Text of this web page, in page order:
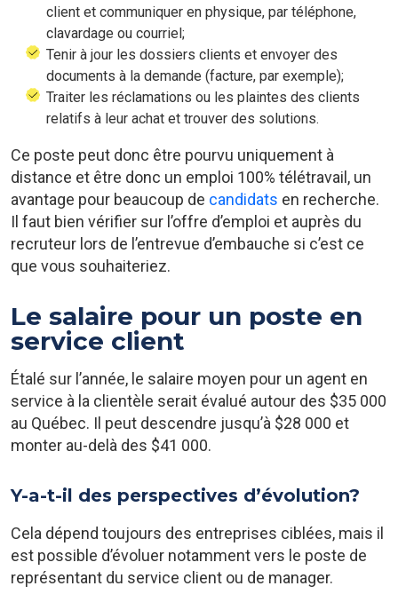
client et communiquer en physique, par téléphone,
clavardage ou courriel;
Tenir à jour les dossiers clients et envoyer des
documents à la demande (facture, par exemple);
Traiter les réclamations ou les plaintes des clients
relatifs à leur achat et trouver des solutions.
Ce poste peut donc être pourvu uniquement à
distance et être donc un emploi 100% télétravail, un
avantage pour beaucoup de candidats en recherche.
Il faut bien vérifier sur l’offre d’emploi et auprès du
recruteur lors de l’entrevue d’embauche si c’est ce
que vous souhaiteriez.
Le salaire pour un poste en
service client
Étalé sur l’année, le salaire moyen pour un agent en
service à la clientèle serait évalué autour des $35 000
au Québec. Il peut descendre jusqu’à $28 000 et
monter au-delà des $41 000.
Y-a-t-il des perspectives d’évolution?
Cela dépend toujours des entreprises ciblées, mais il
est possible d’évoluer notamment vers le poste de
représentant du service client ou de manager.